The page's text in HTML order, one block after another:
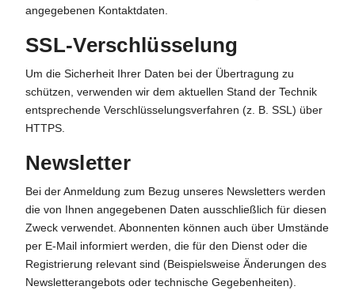
angegebenen Kontaktdaten.
SSL-Verschlüsselung
Um die Sicherheit Ihrer Daten bei der Übertragung zu
schützen, verwenden wir dem aktuellen Stand der Technik
entsprechende Verschlüsselungsverfahren (z. B. SSL) über
HTTPS.
Newsletter
Bei der Anmeldung zum Bezug unseres Newsletters werden
die von Ihnen angegebenen Daten ausschließlich für diesen
Zweck verwendet. Abonnenten können auch über Umstände
per E-Mail informiert werden, die für den Dienst oder die
Registrierung relevant sind (Beispielsweise Änderungen des
Newsletterangebots oder technische Gegebenheiten).